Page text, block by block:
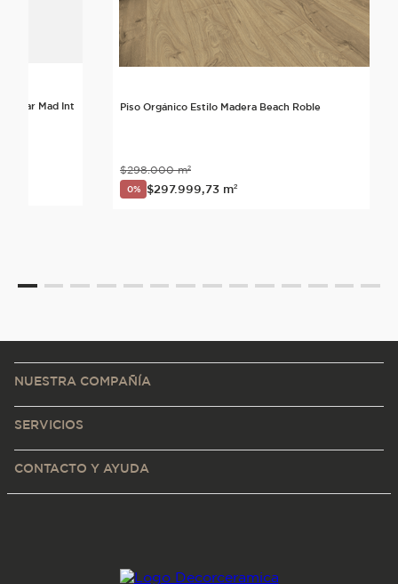
Duvar Mad Int Piso Orgánico Estilo Madera Beach Roble
$298.000 m²
0% $297.999,73 m²
NUESTRA COMPAÑÍA
SERVICIOS
CONTACTO Y AYUDA